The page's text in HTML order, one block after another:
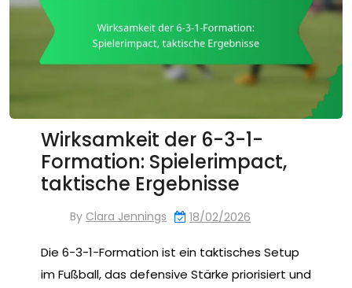
Wirksamkeit der 6-3-1-
Formation: Spielerimpact,
taktische Ergebnisse
By Clara Jennings 18/02/2026
Die 6-3-1-Formation ist ein taktisches Setup
im Fußball, das defensive Stärke priorisiert und